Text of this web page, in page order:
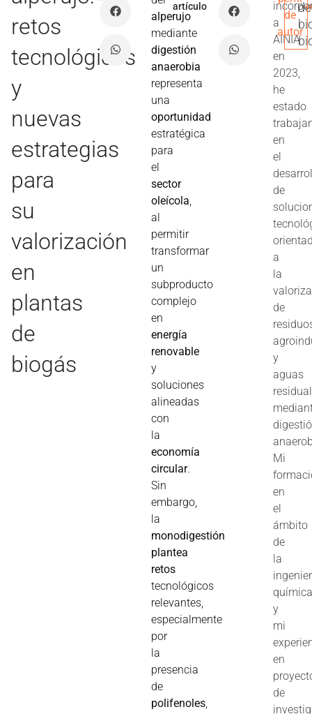
retos
tecnológicos
y
nuevas
estrategias
para
su
valorización
en
plantas
de
biogás
alperujo
mediante
digestión
anaerobia
representa
una
oportunidad
estratégica
para
el
sector
oleícola
al
permitir
transformar
un
subproducto
complejo
en
energía
renovable
y
soluciones
alineadas
con
la
economía
circular.
Sin
embargo,
la
monodigestión
plantea
retos
tecnológicos
relevantes,
especialmente
por
la
presencia
de
polifenoles
artículo
a
AINIA
en
2023,
he
estado
en
el
de
a
la
de
y
aguas
Mi
en
el
ámbito
de
la
y
mi
en
de
de
autor